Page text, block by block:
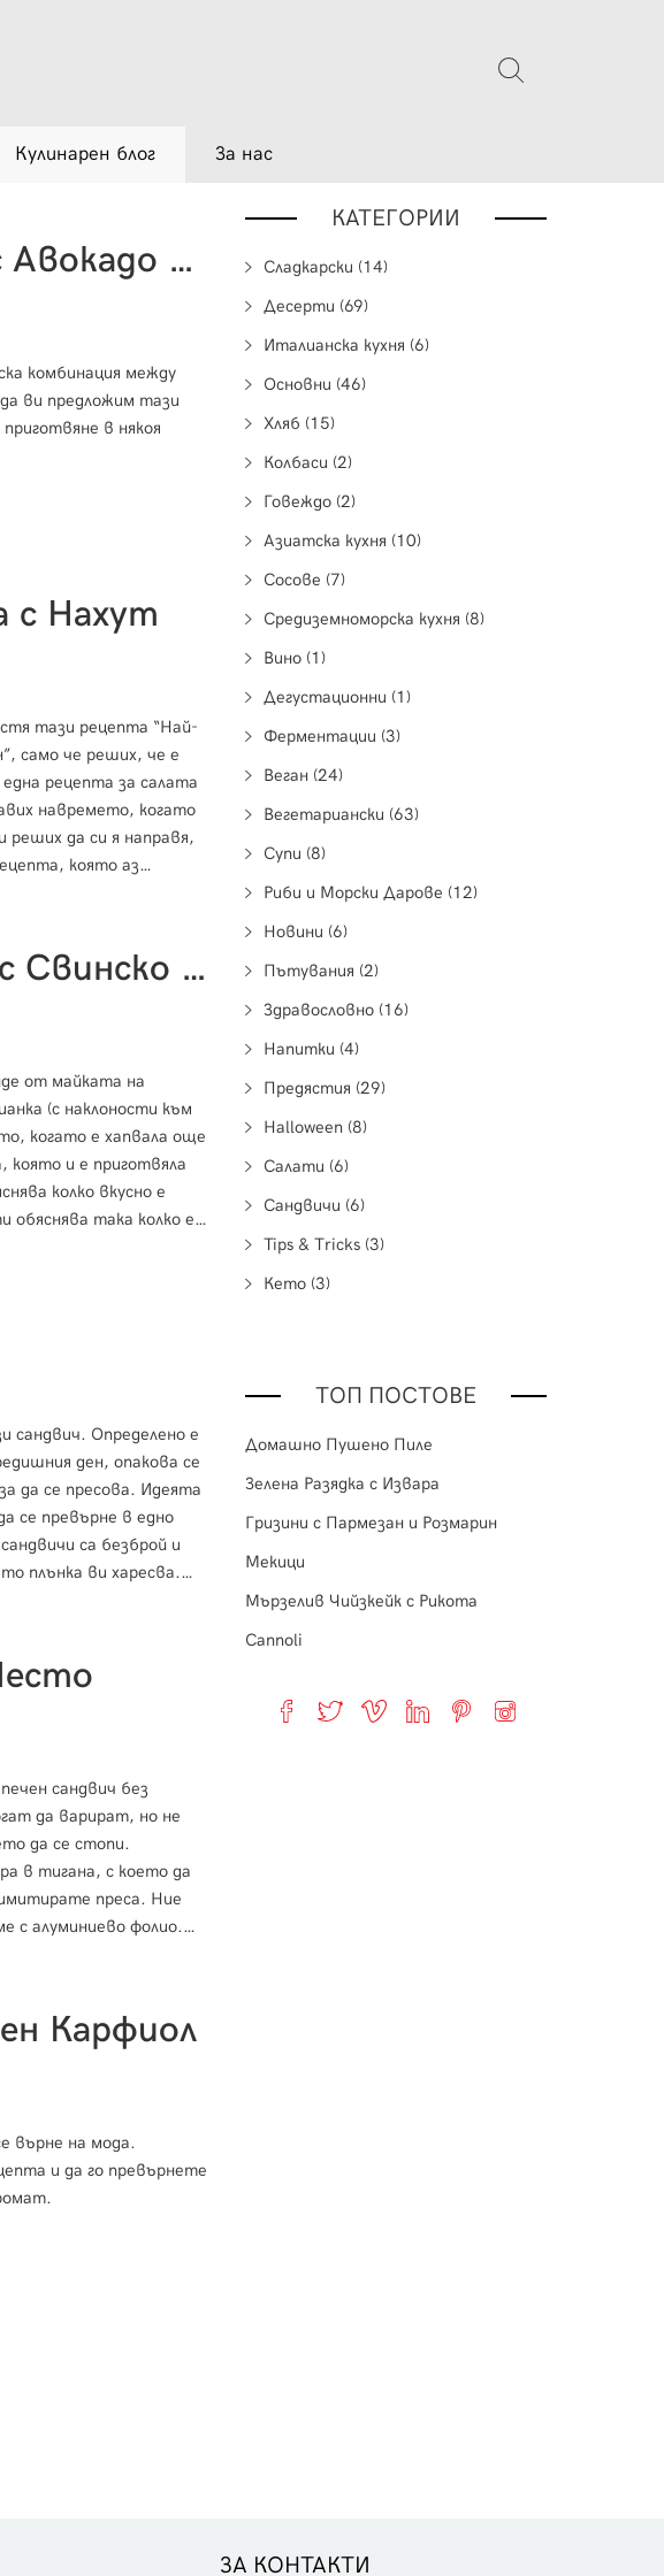
Кулинарен блог За нас
Отворен Сандвич с Авокадо и Салса от Доматки
комбинация между
ви предложим тази
в някоя
с Нахут
тази рецепта “Най-
само че реших, че е
рецепта за салата
навремето, когато
реших да си я направя,
Студен Сандвич със Свинско Бонфиле
от майката на
когато е хапвала още
която и е приготвяла
колко вкусно е
обяснява така колко е
сандвич. Определено е
ден, опакова се
да се пресова. Идеята
се превърне в едно
са безброй и
плънка ви харесва.
сандвич без
да варират, но не
да се стопи.
в тигана, с което да
преса. Ние
с алуминиево фолио.
Карфиол
върне на мода.
и да го превърнете
КАТЕГОРИИ
Сладкарски (14)
Десерти (69)
Италианска кухня (6)
Основни (46)
Хляб (15)
Колбаси (2)
Говеждо (2)
Азиатска кухня (10)
Сосове (7)
Средиземноморска кухня (8)
Вино (1)
Дегустационни (1)
Ферментации (3)
Веган (24)
Вегетариански (63)
Супи (8)
Риби и Морски Дарове (12)
Новини (6)
Пътувания (2)
Здравословно (16)
Напитки (4)
Предястия (29)
Halloween (8)
Салати (6)
Сандвичи (6)
Tips & Tricks (3)
Кето (3)
ТОП ПОСТОВЕ
Домашно Пушено Пиле
Зелена Разядка с Извара
Гризини с Пармезан и Розмарин
Мекици
Мързелив Чийзкейк с Рикота
Cannoli
ЗА КОНТАКТИ